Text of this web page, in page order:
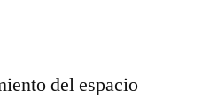
del espacio